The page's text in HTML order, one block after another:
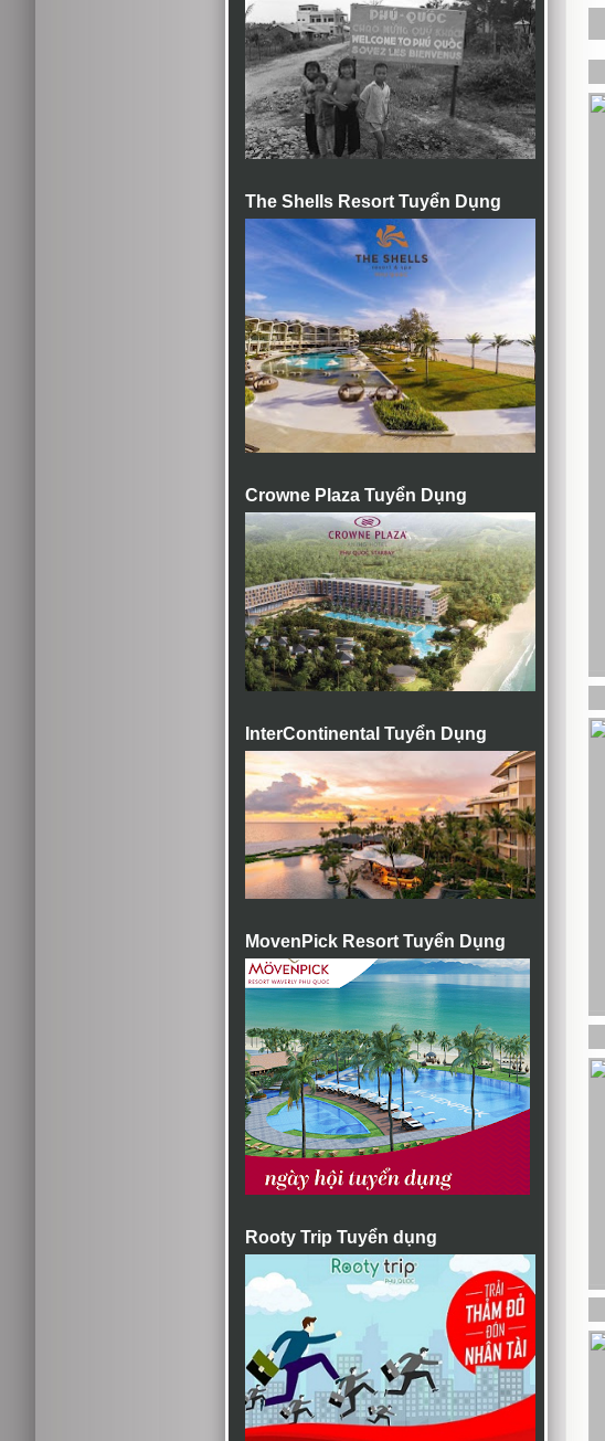
The Shells Resort Tuyển Dụng
Crowne Plaza Tuyển Dụng
InterContinental Tuyển Dụng
MovenPick Resort Tuyển Dụng
Rooty Trip Tuyển dụng